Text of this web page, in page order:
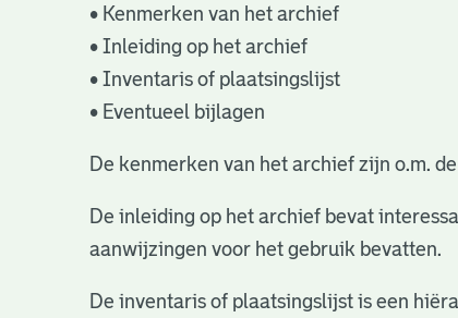
• Kenmerken van het archief
• Inleiding op het archief
• Inventaris of plaatsingslijst
• Eventueel bijlagen
De kenmerken van het archief zijn o.m.
De inleiding op het archief bevat
aanwijzingen voor het gebruik bevatten.
De inventaris of plaatsingslijst is een